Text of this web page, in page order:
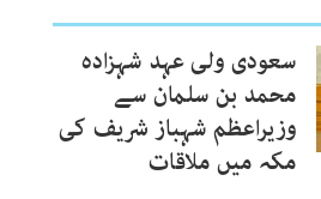
سعودی ولی عہد شہزادہ
محمد بن سلمان سے
وزیراعظم شہباز شریف کی
مکہ میں ملاقات